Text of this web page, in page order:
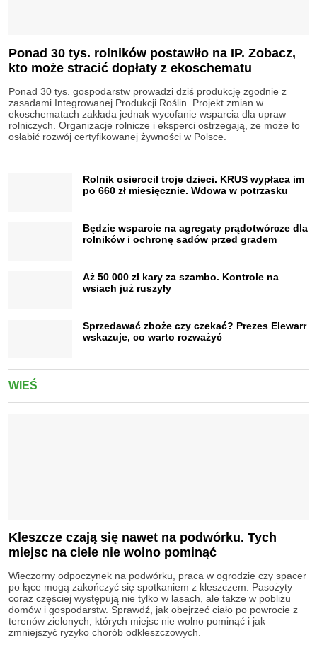
Ponad 30 tys. rolników postawiło na IP. Zobacz,
kto może stracić dopłaty z ekoschematu
Ponad 30 tys. gospodarstw prowadzi dziś produkcję zgodnie z
zasadami Integrowanej Produkcji Roślin. Projekt zmian w
ekoschematach zakłada jednak wycofanie wsparcia dla upraw
rolniczych. Organizacje rolnicze i eksperci ostrzegają, że może to
osłabić rozwój certyfikowanej żywności w Polsce.
Rolnik osierocił troje dzieci. KRUS wypłaca im
po 660 zł miesięcznie. Wdowa w potrzasku
Będzie wsparcie na agregaty prądotwórcze dla
rolników i ochronę sadów przed gradem
Aż 50 000 zł kary za szambo. Kontrole na
wsiach już ruszyły
Sprzedawać zboże czy czekać? Prezes Elewarr
wskazuje, co warto rozważyć
WIEŚ
Kleszcze czają się nawet na podwórku. Tych
miejsc na ciele nie wolno pominąć
Wieczorny odpoczynek na podwórku, praca w ogrodzie czy spacer
po łące mogą zakończyć się spotkaniem z kleszczem. Pasożyty
coraz częściej występują nie tylko w lasach, ale także w pobliżu
domów i gospodarstw. Sprawdź, jak obejrzeć ciało po powrocie z
terenów zielonych, których miejsc nie wolno pominąć i jak
zmniejszyć ryzyko chorób odkleszczowych.